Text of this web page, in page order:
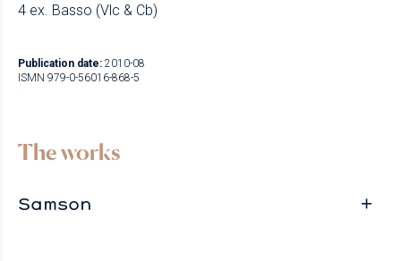
4 ex. Basso (Vlc & Cb)
Publication date: 2010-08
ISMN 979-0-56016-868-5
The works
Samson